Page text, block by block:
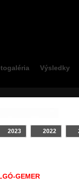
Výsledky
2023 2022
GEMER